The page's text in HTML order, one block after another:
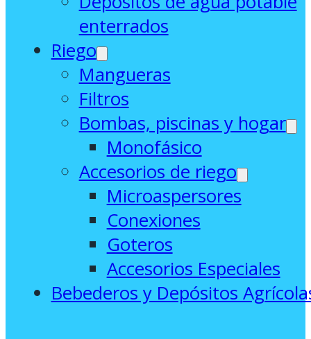
enterrados
Riego
Mangueras
Filtros
Bombas, piscinas y hogar
Monofásico
Accesorios de riego
Microaspersores
Conexiones
Goteros
Accesorios Especiales
Bebederos y Depósitos